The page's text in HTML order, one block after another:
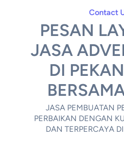
Contact
PESAN
JASA
DI
JASA PEMBUATAN
PERBAIKAN DENGAN
DAN TERPERCAYA